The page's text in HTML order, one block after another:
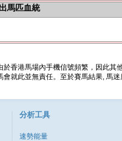
馬匹血統
香港馬場內手機信號頻繁，因此其
就此並無責任。至於賽馬結果, 馬迷
分析工具
速勢能量